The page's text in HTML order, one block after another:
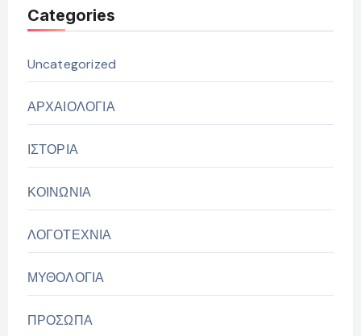
Categories
Uncategorized
ΑΡΧΑΙΟΛΟΓΙΑ
ΙΣΤΟΡΙΑ
ΚΟΙΝΩΝΙΑ
ΛΟΓΟΤΕΧΝΙΑ
ΜΥΘΟΛΟΓΙΑ
ΠΡΟΣΩΠΑ